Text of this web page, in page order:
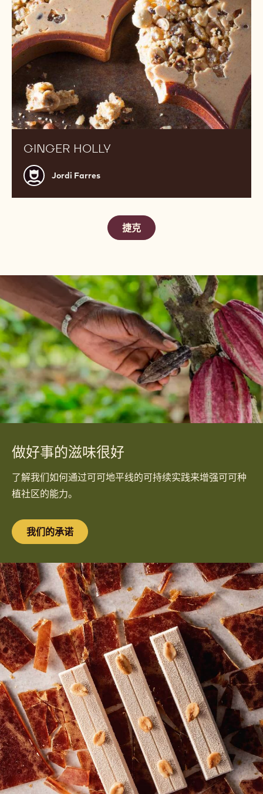
Bing
Feng
Bing Feng
GINGER HOLLY
Jordi
Farres
Jordi Farres
Ginger
Holly
捷克
做好事的滋味很好
了解我们如何通过可可地平线的可持续实践来增强可可种
植社区的能力。
我们的承诺